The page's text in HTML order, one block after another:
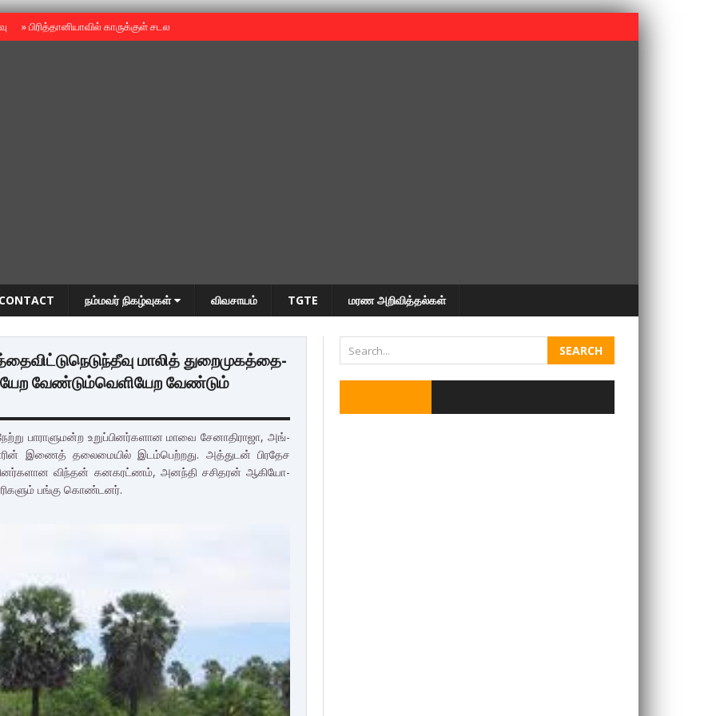
»பிரித்தானியாவில் காருக்குள் சடலம் -தமிழருடையதா ?
CONTACT நம்மவர் நிகழ்வுகள் விவசாயம் TGTE மரண அறிவித்தல்கள்
மாலித் துறை­மு­கத்­தை­
வேண்டும்வெளியேற வேண்டும்
பாரா­ளு­மன்ற உறுப்­பி­னர்­க­ளான மாவை சேனா­தி­ராஜா, அங்­
இணைத் தலை­மையில் இடம்­பெற்­றது. அத்­துடன் பிர­தேச
விந்தன் கன­க­ரட்ணம், அனந்தி சசி­தரன் ஆகி­யோ­
பங்கு கொண்­டனர்.